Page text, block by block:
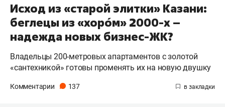
Исход из «старой элитки» Казани:
беглецы из «хоро́м» 2000-х –
надежда новых бизнес-ЖК?
Владельцы 200-метровых апартаментов с золотой
«сантехникой» готовы променять их на новую двушку
Комментарии 137